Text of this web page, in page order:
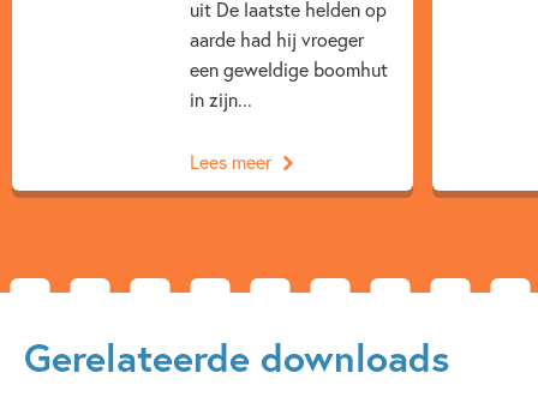
uit De laatste helden op
aarde had hij vroeger
een geweldige boomhut
in zijn...
Lees meer
Gerelateerde downloads